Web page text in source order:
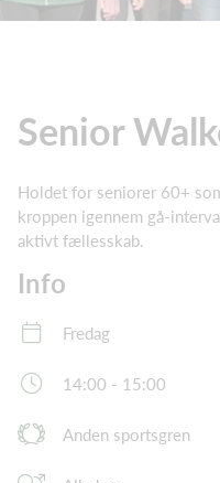
Senior
Holdet for seniorer 60+
kroppen igennem gå-
aktivt fællesskab.
Info
Fredag
14:00 - 15:00
Anden sportsgren